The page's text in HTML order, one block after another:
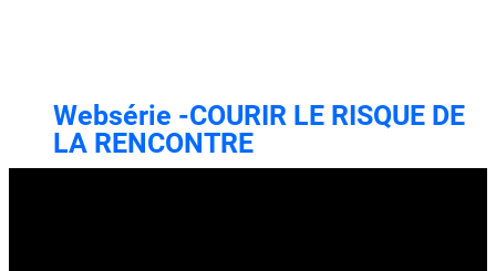
Websérie -COURIR LE RISQUE DE
LA RENCONTRE